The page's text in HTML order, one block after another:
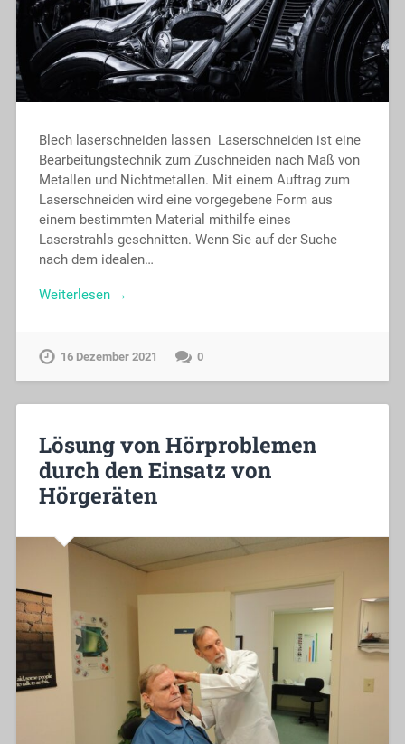
Blech laserschneiden lassen Laserschneiden ist eine
Bearbeitungstechnik zum Zuschneiden nach Maß von
Metallen und Nichtmetallen. Mit einem Auftrag zum
Laserschneiden wird eine vorgegebene Form aus
einem bestimmten Material mithilfe eines
Laserstrahls geschnitten. Wenn Sie auf der Suche
nach dem idealen…
Weiterlesen →
16 Dezember 2021 0
Lösung von Hörproblemen
durch den Einsatz von
Hörgeräten